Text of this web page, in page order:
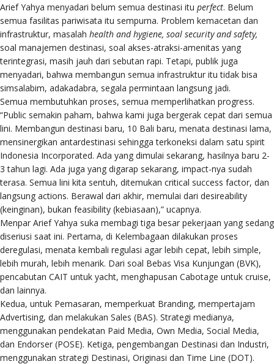
Arief Yahya menyadari belum semua destinasi itu perfect. Belum
semua fasilitas pariwisata itu sempurna. Problem kemacetan dan
infrastruktur, masalah health and hygiene, soal security and safety,
soal manajemen destinasi, soal akses-atraksi-amenitas yang
terintegrasi, masih jauh dari sebutan rapi. Tetapi, publik juga
menyadari, bahwa membangun semua infrastruktur itu tidak bisa
simsalabim, adakadabra, segala permintaan langsung jadi.
Semua membutuhkan proses, semua memperlihatkan progress.
“Public semakin paham, bahwa kami juga bergerak cepat dari semua
lini. Membangun destinasi baru, 10 Bali baru, menata destinasi lama,
mensinergikan antardestinasi sehingga terkoneksi dalam satu spirit
Indonesia Incorporated. Ada yang dimulai sekarang, hasilnya baru 2-
3 tahun lagi. Ada juga yang digarap sekarang, impact-nya sudah
terasa. Semua lini kita sentuh, ditemukan critical success factor, dan
langsung actions. Berawal dari akhir, memulai dari desireability
(keinginan), bukan feasibility (kebiasaan),” ucapnya.
Menpar Arief Yahya suka membagi tiga besar pekerjaan yang sedang
diseriusi saat ini. Pertama, di Kelembagaan dilakukan proses
deregulasi, menata kembali regulasi agar lebih cepat, lebih simple,
lebih murah, lebih menarik. Dari soal Bebas Visa Kunjungan (BVK),
pencabutan CAIT untuk yacht, menghapusan Cabotage untuk cruise,
dan lainnya.
Kedua, untuk Pemasaran, memperkuat Branding, mempertajam
Advertising, dan melakukan Sales (BAS). Strategi medianya,
menggunakan pendekatan Paid Media, Own Media, Social Media,
dan Endorser (POSE). Ketiga, pengembangan Destinasi dan Industri,
menggunakan strategi Destinasi, Originasi dan Time Line (DOT).